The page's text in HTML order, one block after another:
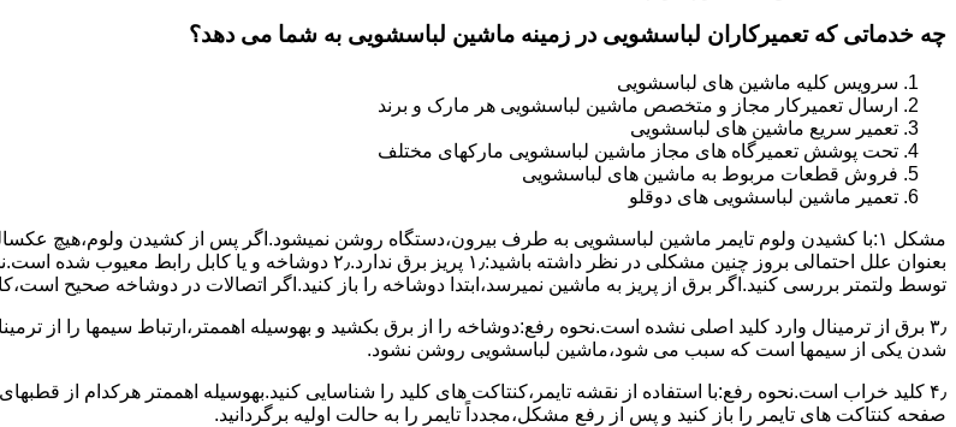
چه خدماتی که تعمیرکاران لباسشویی در زمینه ماشین لباسشویی به شما می دهد؟
سرویس کلیه ماشین های لباسشویی
ارسال تعمیرکار مجاز و متخصص ماشین لباسشویی هر مارک و برند
تعمیر سریع ماشین های لباسشویی
تحت پوشش تعمیرگاه های مجاز ماشین لباسشویی مارکهای مختلف
فروش قطعات مربوط به ماشین های لباسشویی
تعمیر ماشین لباسشویی های دوقلو
مشکل ۱:ﺑﺎ ﮐﺸﯿﺪن وﻟﻮم ﺗﺎﯾﻤﺮ ماشین لباسشویی به طرف ﺑﯿﺮون،دستگاه روﺷﻦ نمیشود.اﮔﺮ ﭘﺲ از ﮐﺸﯿﺪن وﻟﻮم،ﻫﯿﭻ
بعنوان ﻋﻠﻞ احتمالی بروز چنین مشکلی در نظر داشته باشید:۱٫ ﭘﺮﯾﺰ
ﺗﻮﺳﻂ ولتمتر بررسی ﮐﻨﯿﺪ.اﮔﺮ ﺑﺮق از ﭘﺮﯾﺰ ﺑﻪ ﻣﺎﺷﯿﻦ نمیرسد،اﺑﺘﺪا دوشاخه را باز کنید.اﮔﺮ اﺗﺼﺎﻻت در دوشاخه ﺻﺤﯿﺢ
۳٫ ﺑﺮق از ﺗﺮﻣﯿﻨﺎل وارد ﮐﻠﯿﺪ اﺻﻠﯽ ﻧﺸﺪه است.نحوه رﻓﻊ:دوشاخه را از ﺑﺮق بکشید و بهوسیله اهممتر،ارﺗﺒﺎط سیمها را از
شدن ﯾﮑﯽ از سیمها است که سبب می شود،ﻣﺎﺷﯿﻦ لباسشویی روﺷﻦ نشود.
۴٫ ﮐﻠﯿﺪ ﺧﺮاب اﺳﺖ.نحوه رفع:ﺑﺎ اﺳﺘﻔﺎده از ﻧﻘﺸﻪ ﺗﺎﯾﻤﺮ،ﮐﻨﺘﺎﮐﺖ ﻫﺎی ﮐﻠﯿﺪ را ﺷﻨﺎﺳﺎﯾﯽ کنید.بهوسیله اهممتر هرکدام از
ﺻﻔﺤﻪ ﮐﻨﺘﺎﮐﺖ ﻫﺎی ﺗﺎﯾﻤﺮ را باز کنید و ﭘﺲ از رﻓﻊ مشکل،مجدداً ﺗﺎﯾﻤﺮ را به حالت اوﻟﯿﻪ برگردانید.